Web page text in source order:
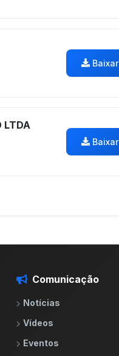
Baixar
LTDA
Baixar
Comunicação
Notícias
Vídeos
Eventos